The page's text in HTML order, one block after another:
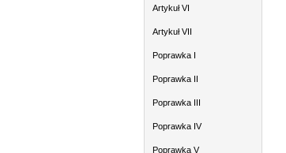
Artykuł VI
Artykuł VII
Poprawka I
Poprawka II
Poprawka III
Poprawka IV
Poprawka V